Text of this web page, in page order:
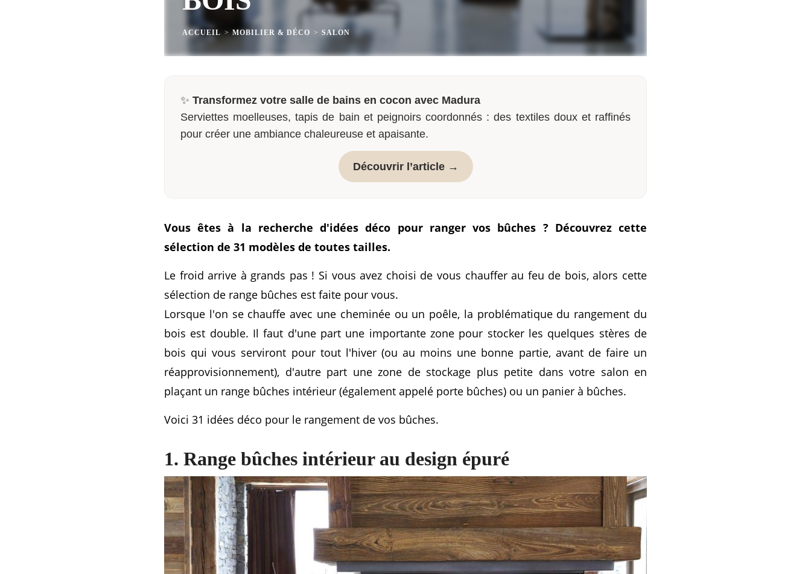
ACCUEIL >MOBILIER & DÉCO > SALON
✨ Transformez votre salle de bains en cocon avec Madura
Serviettes moelleuses, tapis de bain et peignoirs coordonnés : des textiles doux et raffinés
pour créer une ambiance chaleureuse et apaisante.
Découvrir l’article →
Vous êtes à la recherche d'idées déco pour ranger vos bûches ? Découvrez cette
sélection de 31 modèles de toutes tailles.
Le froid arrive à grands pas ! Si vous avez choisi de vous chauffer au feu de bois, alors cette
sélection de range bûches est faite pour vous.
Lorsque l'on se chauffe avec une cheminée ou un poêle, la problématique du rangement du
bois est double. Il faut d'une part une importante zone pour stocker les quelques stères de
bois qui vous serviront pour tout l'hiver (ou au moins une bonne partie, avant de faire un
réapprovisionnement), d'autre part une zone de stockage plus petite dans votre salon en
plaçant un range bûches intérieur (également appelé porte bûches) ou un panier à bûches.
Voici 31 idées déco pour le rangement de vos bûches.
1. Range bûches intérieur au design épuré